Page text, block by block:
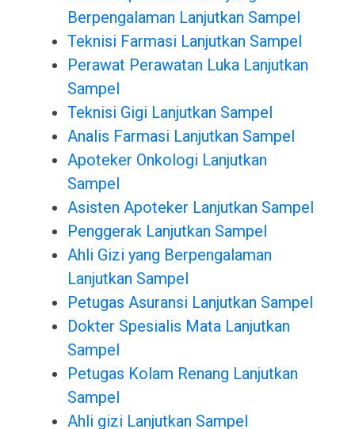
Berpengalaman Lanjutkan Sampel
Teknisi Farmasi Lanjutkan Sampel
Perawat Perawatan Luka Lanjutkan
Sampel
Teknisi Gigi Lanjutkan Sampel
Analis Farmasi Lanjutkan Sampel
Apoteker Onkologi Lanjutkan
Sampel
Asisten Apoteker Lanjutkan Sampel
Penggerak Lanjutkan Sampel
Ahli Gizi yang Berpengalaman
Lanjutkan Sampel
Petugas Asuransi Lanjutkan Sampel
Dokter Spesialis Mata Lanjutkan
Sampel
Petugas Kolam Renang Lanjutkan
Sampel
Ahli gizi Lanjutkan Sampel